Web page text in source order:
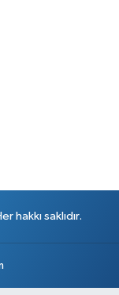
hakkı saklıdır.